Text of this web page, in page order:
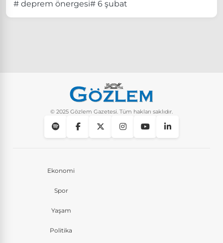
# deprem önergesi# 6 şubat
© 2025 Gözlem Gazetesi. Tüm hakları saklıdır.
Ekonomi
Spor
Yaşam
Politika